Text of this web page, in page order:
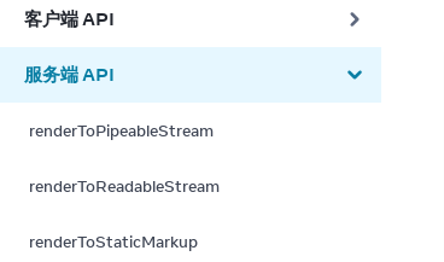
客户端 API
服务端 API
renderToPipeableStream
renderToReadableStream
renderToStaticMarkup